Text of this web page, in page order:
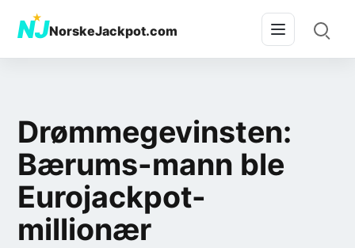
NJ
★
NorskeJackpot.com
Drømmegevinsten:
Bærums-mann ble
Eurojackpot-
millionær